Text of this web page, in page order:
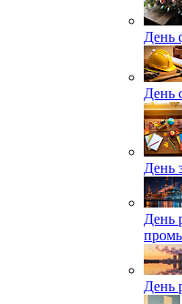
День
День
День
День
День